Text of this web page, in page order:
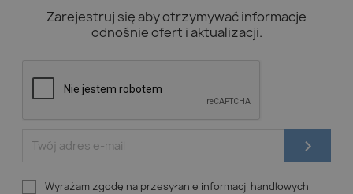
Zarejestruj się aby otrzymywać informacje
odnośnie ofert i aktualizacji.
Wyrażam zgodę na przesyłanie informacji handlowych